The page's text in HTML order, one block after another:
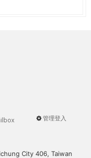
User
管理登入
City 406, Taiwan